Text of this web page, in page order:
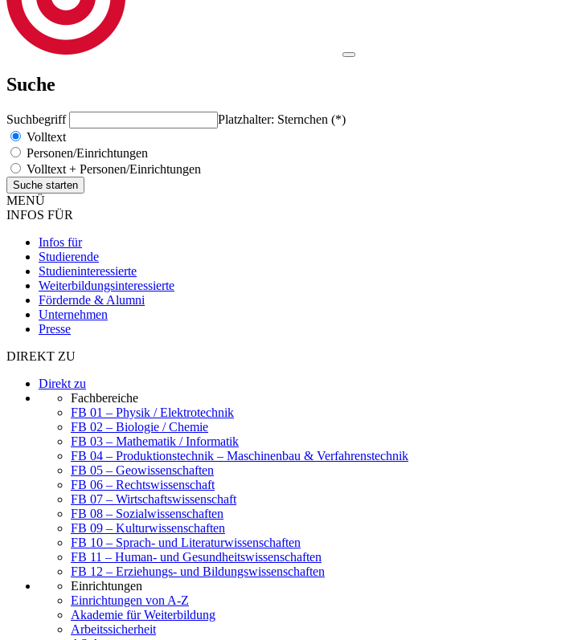
Suche
Suchbegriff
Platzhalter: Sternchen (*)
Volltext
Personen/Einrichtungen
Volltext + Personen/Einrichtungen
MENÜ
INFOS FÜR
Infos für
Studierende
Studieninteressierte
Weiterbildungsinteressierte
Fördernde & Alumni
Unternehmen
Presse
DIREKT ZU
Direkt zu
Fachbereiche
FB 01 – Physik / Elektrotechnik
FB 02 – Biologie / Chemie
FB 03 – Mathematik / Informatik
FB 04 – Produktionstechnik – Maschinenbau & Verfahrenstechnik
FB 05 – Geowissenschaften
FB 06 – Rechtswissenschaft
FB 07 – Wirtschaftswissenschaft
FB 08 – Sozialwissenschaften
FB 09 – Kulturwissenschaften
FB 10 – Sprach- und Literaturwissenschaften
FB 11 – Human- und Gesundheitswissenschaften
FB 12 – Erziehungs- und Bildungswissenschaften
Einrichtungen
Einrichtungen von A-Z
Akademie für Weiterbildung
Arbeitssicherheit